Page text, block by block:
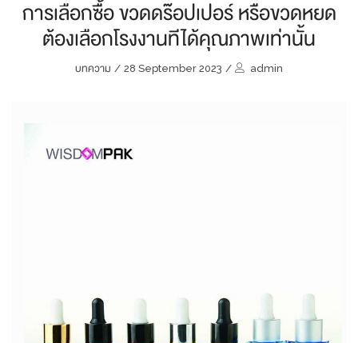
การเลือกซื้อ ขวดดร๊อปเปอร์ หรือขวดหยด
ต้องเลือกโรงงานทีได้คุณภาพเท่านั้น
บทความ / 28 September 2023 / admin